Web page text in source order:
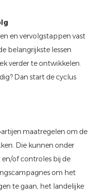
en vervolgstappen vast
belangrijkste lessen
verder te ontwikkelen.
Dan start de cyclus
maatregelen om de
Die kunnen onder
of controles bij de
om het
te gaan, het landelijke